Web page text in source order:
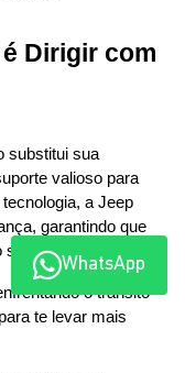
Dirigir com
substitui sua
valioso para
a Jeep
garantindo que
segura.
o trânsito
te levar mais
WhatsApp